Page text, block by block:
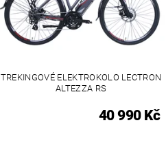
TREKINGOVÉ ELEKTROKOLO LECTRON
ALTEZZA RS
40 990 Kč